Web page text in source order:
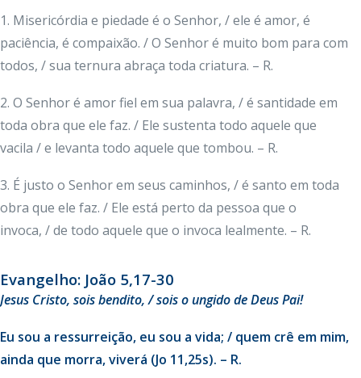
1. Misericórdia e piedade é o Senhor, / ele é amor, é
paciência, é compaixão. / O Senhor é muito bom para com
todos, / sua ternura abraça toda criatura. – R.
2. O Senhor é amor fiel em sua palavra, / é santidade em
toda obra que ele faz. / Ele sustenta todo aquele que
vacila / e levanta todo aquele que tombou. – R.
3. É justo o Senhor em seus caminhos, / é santo em toda
obra que ele faz. / Ele está perto da pessoa que o
invoca, / de todo aquele que o invoca lealmente. – R.
Evangelho: João 5,17-30
Jesus Cristo, sois bendito, / sois o ungido de Deus Pai!
Eu sou a ressurreição, eu sou a vida; / quem crê em mim,
ainda que morra, viverá (Jo 11,25s). – R.